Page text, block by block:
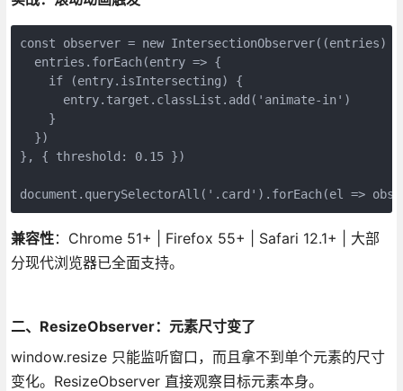
const observer = new IntersectionObserver((entries)
  entries.forEach(entry => {
    if (entry.isIntersecting) {
      entry.target.classList.add('animate-in')
    }
  })
}, { threshold: 0.15 })
document.querySelectorAll('.card').forEach(el =>
兼容性：Chrome 51+ | Firefox 55+ | Safari 12.1+ | 大部
分现代浏览器已全面支持。
二、ResizeObserver：元素尺寸变了
window.resize 只能监听窗口，而且拿不到单个元素的尺寸
变化。ResizeObserver 直接观察目标元素本身。